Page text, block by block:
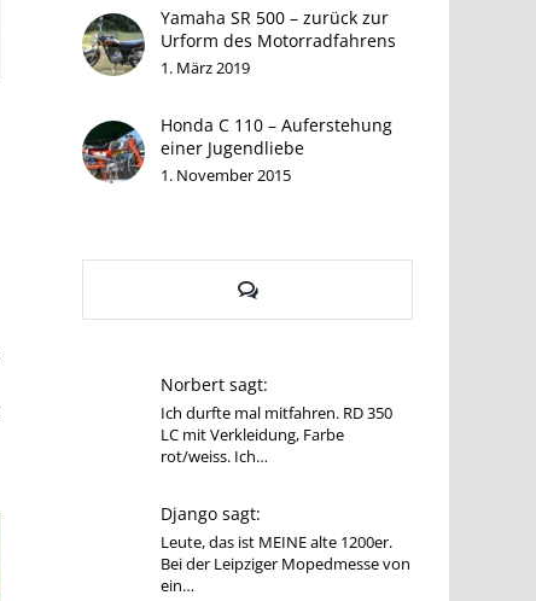
Yamaha SR 500 – zurück zur
Urform des Motorradfahrens
1. März 2019
Honda C 110 – Auferstehung
einer Jugendliebe
1. November 2015
Kommentare
Norbert sagt:
Ich durfte mal mitfahren. RD 350
LC mit Verkleidung, Farbe
rot/weiss. Ich…
Django sagt:
Leute, das ist MEINE alte 1200er.
Bei der Leipziger Mopedmesse von
ein…